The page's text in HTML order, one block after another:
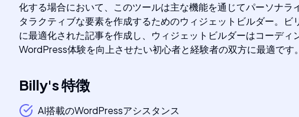
化する場合において、このツールは主な機能を通じてパーソナ
タラクティブな要素を作成するためのウィジェットビルダー。
に最適化された記事を作成し、ウィジェットビルダーはコーデ
WordPress体験を向上させたい初心者と経験者の双方に最適です。
Billy's特徴
AI搭載のWordPressアシスタンス